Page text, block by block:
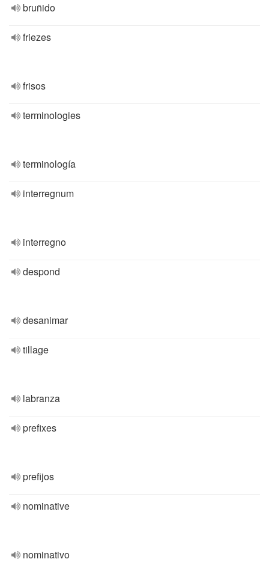
bruñido
friezes
frisos
terminologies
terminología
interregnum
interregno
despond
desanimar
tillage
labranza
prefixes
prefijos
nominative
nominativo